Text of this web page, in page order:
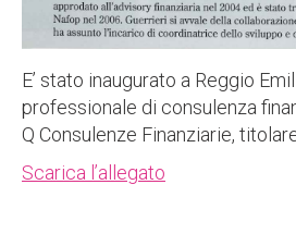
E’ stato inaugurato a Reggio
professionale di consulenza
Q Consulenze Finanziarie,
Scarica l’allegato